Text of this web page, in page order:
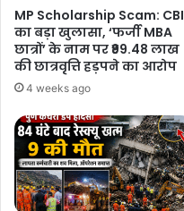
MP Scholarship Scam: CBI
का बड़ा खुलासा, ‘फर्जी MBA
छात्रों’ के नाम पर ₹99.48 लाख
की छात्रवृत्ति हड़पने का आरोप
4 weeks ago